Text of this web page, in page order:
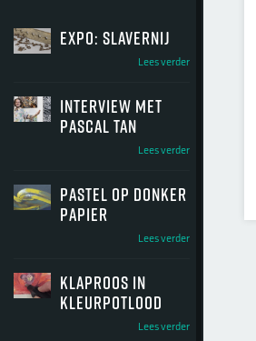
Expo: SLAVERNIJ
Lees verder
INTERVIEW MET
PASCAL TAN
Lees verder
Pastel op donker
papier
Lees verder
Klaproos in
Kleurpotlood
Lees verder